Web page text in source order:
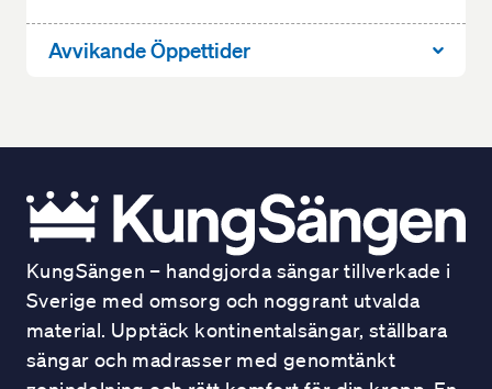
Avvikande Öppettider
Helsingborg
10:00 - 15:00
Stockholm, Mall of Scandinavia
10:00 - 16:00
10:00 - 14:00
Övriga butiker
Stängt
Alla butiker Stängt
KungSängen – handgjorda sängar tillverkade i
Sverige med omsorg och noggrant utvalda
material. Upptäck kontinentalsängar, ställbara
sängar och madrasser med genomtänkt